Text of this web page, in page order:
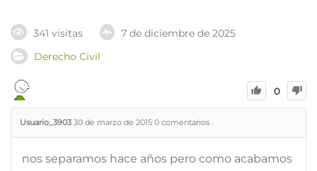
341 visitas
7 de diciembre de 2025
Derecho Civil
0
Usuario_3903 30 de marzo de 2015 0 comentarios
nos separamos hace años pero como acabamos